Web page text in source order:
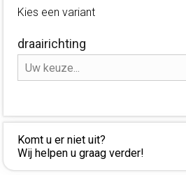
Kies een variant
draairichting
Uw keuze...
Komt u er niet uit?
Wij helpen u graag verder!